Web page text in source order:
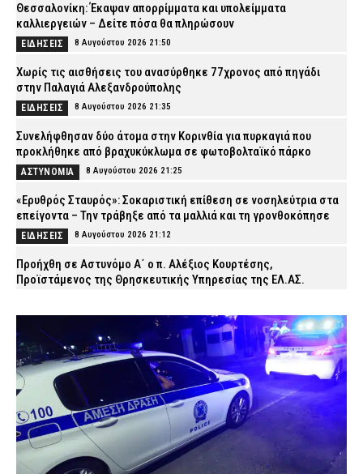
Θεσσαλονίκη: Έκαψαν απορρίμματα και υπολείμματα
καλλιεργειών – Δείτε πόσα θα πληρώσουν
ΕΙΔΗΣΕΙΣ 8 Αυγούστου 2026 21:50
Χωρίς τις αισθήσεις του ανασύρθηκε 77χρονος από πηγάδι
στην Παλαγιά Αλεξανδρούπολης
ΕΙΔΗΣΕΙΣ 8 Αυγούστου 2026 21:35
Συνελήφθησαν δύο άτομα στην Κορινθία για πυρκαγιά που
προκλήθηκε από βραχυκύκλωμα σε φωτοβολταϊκό πάρκο
ΑΣΤΥΝΟΜΙΑ 8 Αυγούστου 2026 21:25
«Ερυθρός Σταυρός»: Σοκαριστική επίθεση σε νοσηλεύτρια στα
επείγοντα – Την τράβηξε από τα μαλλιά και τη γρονθοκόπησε
ΕΙΔΗΣΕΙΣ 8 Αυγούστου 2026 21:12
Προήχθη σε Αστυνόμο Α΄ ο π. Αλέξιος Κουρτέσης,
Προϊστάμενος της Θρησκευτικής Υπηρεσίας της ΕΛ.ΑΣ.
Νέα Φιλαδέλφεια: ΑΕΚ και Athens Kallithea τίμησαν τη μνήμη του
Μιχάλη Κατσουρή, τρία χρόνια μετά τη δολοφονία του (εικόνες)
SPORTS 8 Αυγούστου 2026 20:37
Άγριος ξυλοδαρμός 51χρονου στο Ρέθυμνο – Συνελήφθησαν
πέντε άτομα
ΑΣΤΥΝΟΜΙΑ 8 Αυγούστου 2026 20:25
Χαλκιδική: 62χρονος έχασε τη ζωή του ενώ κολυμπούσε στο